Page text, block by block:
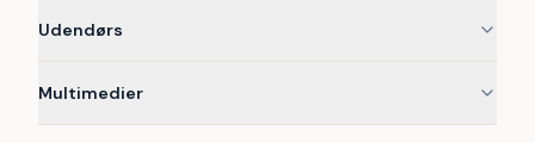
Udendørs
Multimedier